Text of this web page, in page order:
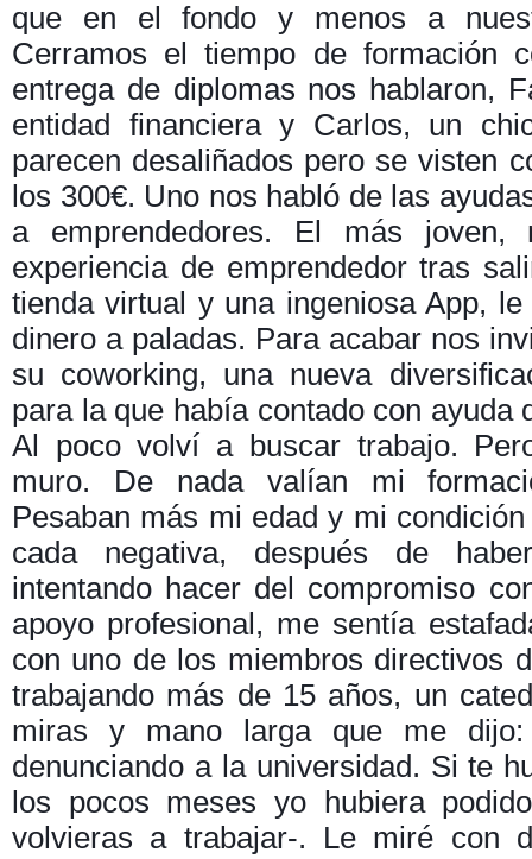
que en el fondo y menos a
Cerramos el tiempo de formación
entrega de diplomas nos hablaron,
entidad financiera y Carlos, un
parecen desaliñados pero se visten
los 300€. Uno nos habló de las
a emprendedores. El más joven,
experiencia de emprendedor tras
tienda virtual y una ingeniosa App,
dinero a paladas. Para acabar nos
su coworking, una nueva
para la que había contado con ayuda
Al poco volví a buscar trabajo.
muro. De nada valían mi
Pesaban más mi edad y mi
cada negativa, después de
intentando hacer del compromiso
apoyo profesional, me sentía
con uno de los miembros directivos
trabajando más de 15 años, un
miras y mano larga que me
denunciando a la universidad. Si te
los pocos meses yo hubiera
volvieras a trabajar-. Le miré con